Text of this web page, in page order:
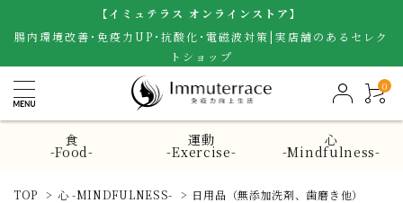
【イミュテラス オンラインストア】
腸内環境改善･免疫力UP･抗酸化･電磁波対策|実店舗のあるセレク
トショップ
0
食
-Food-
運動
-Exercise-
心
-Mindfulness-
TOP > 心 -MINDFULNESS- > 日用品（無添加洗剤、歯磨き他）